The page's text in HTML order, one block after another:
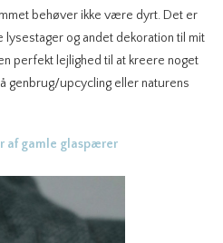
behøver ikke være dyrt. Det er
og andet dekoration til mit
perfekt lejlighed til at kreere noget
genbrug/upcycling eller naturens
af gamle glaspærer